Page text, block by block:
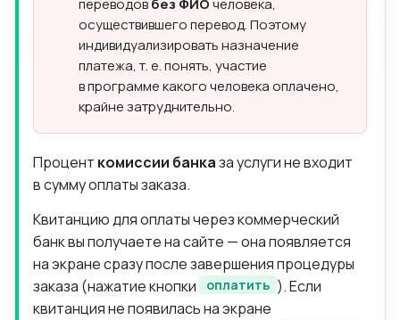
переводовбез ФИОчеловека,
осуществившего перевод. Поэтому
индивидуализировать назначение
платежа, т. е. понять, участие
в программе какого человека оплачено,
крайне затруднительно.
Процент комиссии банказа услуги не входит
в сумму оплаты заказа.
Квитанцию для оплаты через коммерческий
банк вы получаете на сайте — она появляется
на экране сразу после завершения процедуры
заказа (нажатие кнопки
оплатить ). Если
квитанция не появилась на экране